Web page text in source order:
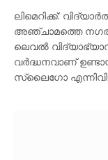
ലിമെറിക്ക്:
അഞ്ചാമത്തെ
ലെവൽ
വർദ്ധനവാണ്
സ്ലൈഗോ